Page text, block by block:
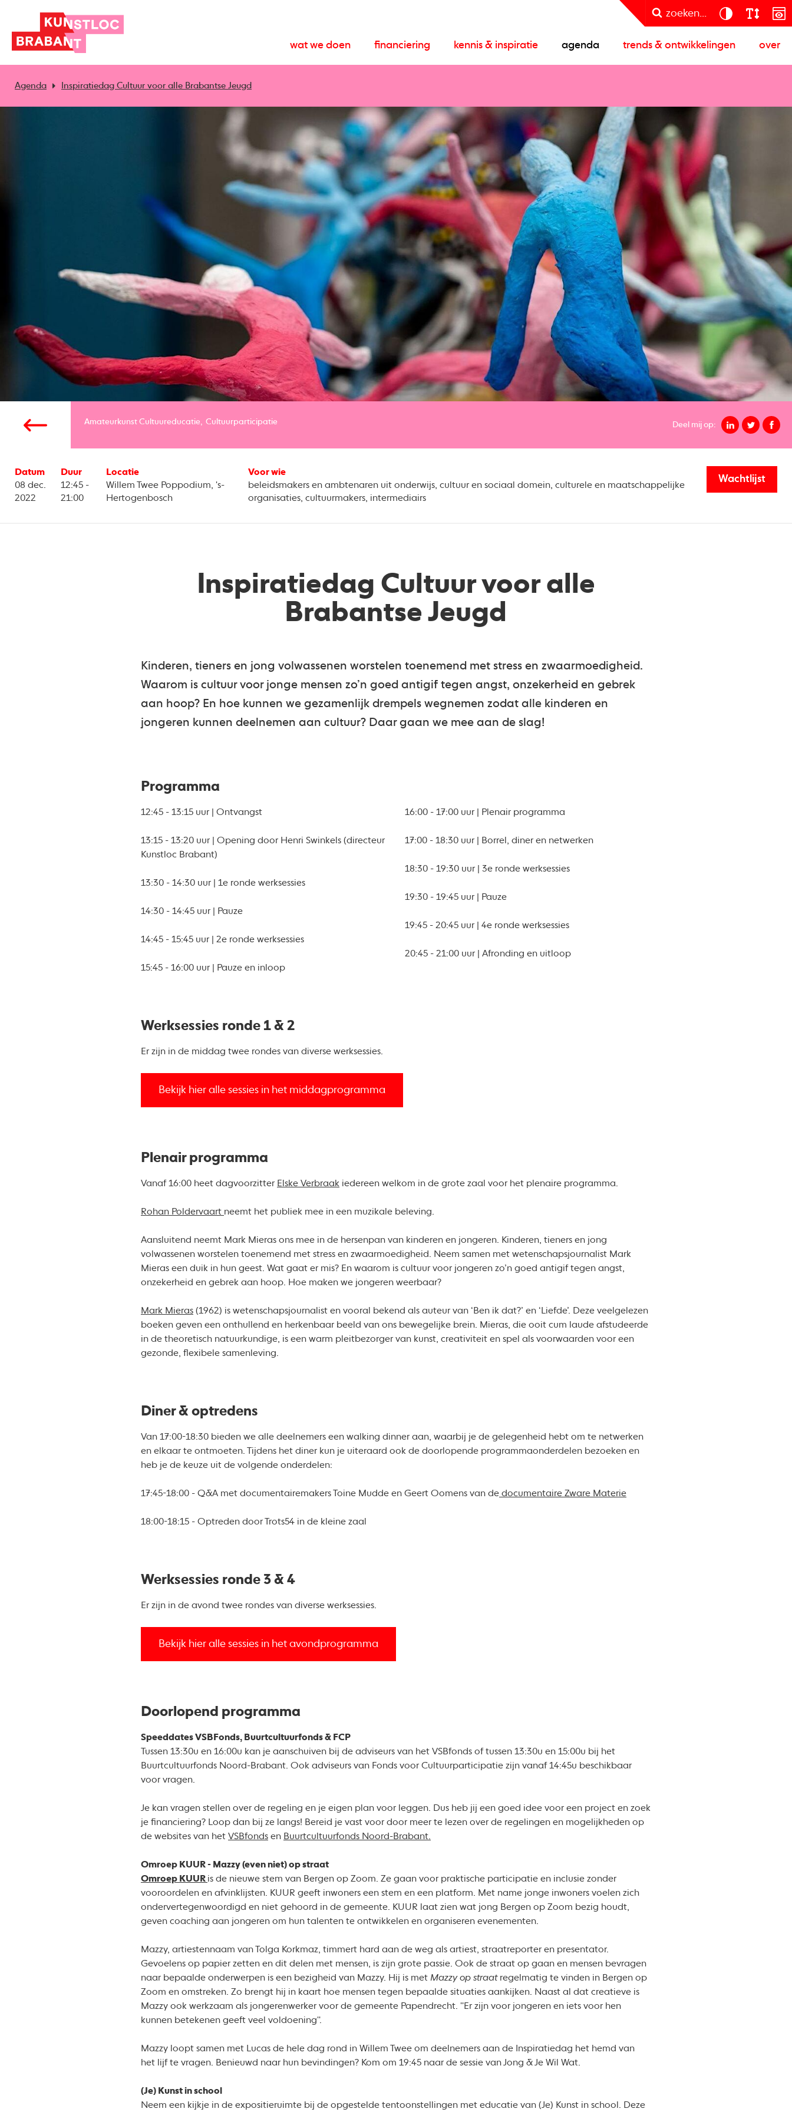
zoeken...
wat we doen financiering kennis & inspiratie agenda trends & ontwikkelingen over
Agenda Inspiratiedag Cultuur voor alle Brabantse Jeugd
Amateurkunst Cultuureducatie Cultuurparticipatie Deel mij op:
Datum
08 dec.
2022
Duur
12:45 -
21:00
Locatie
Willem Twee Poppodium, 's-
Hertogenbosch
Voor wie
beleidsmakers en ambtenaren uit onderwijs, cultuur en sociaal domein, culturele en maatschappelijke
organisaties, cultuurmakers, intermediairs
Wachtlijst
Inspiratiedag Cultuur voor alle
Brabantse Jeugd
Kinderen, tieners en jong volwassenen worstelen toenemend met stress en zwaarmoedigheid.
Waarom is cultuur voor jonge mensen zo’n goed antigif tegen angst, onzekerheid en gebrek
aan hoop? En hoe kunnen we gezamenlijk drempels wegnemen zodat alle kinderen en
jongeren kunnen deelnemen aan cultuur? Daar gaan we mee aan de slag!
Programma
12:45 - 13:15 uur | Ontvangst
13:15 - 13:20 uur | Opening door Henri Swinkels (directeur
Kunstloc Brabant)
13:30 - 14:30 uur | 1e ronde werksessies
14:30 - 14:45 uur | Pauze
14:45 - 15:45 uur | 2e ronde werksessies
15:45 - 16:00 uur | Pauze en inloop
16:00 - 17:00 uur | Plenair programma
17:00 - 18:30 uur | Borrel, diner en netwerken
18:30 - 19:30 uur | 3e ronde werksessies
19:30 - 19:45 uur | Pauze
19:45 - 20:45 uur | 4e ronde werksessies
20:45 - 21:00 uur | Afronding en uitloop
Werksessies ronde 1 & 2
Er zijn in de middag twee rondes van diverse werksessies.
Bekijk hier alle sessies in het middagprogramma
Plenair programma
Vanaf 16:00 heet dagvoorzitter Elske Verbraak iedereen welkom in de grote zaal voor het plenaire programma.
Rohan Poldervaart neemt het publiek mee in een muzikale beleving.
Aansluitend neemt Mark Mieras ons mee in de hersenpan van kinderen en jongeren. Kinderen, tieners en jong
volwassenen worstelen toenemend met stress en zwaarmoedigheid. Neem samen met wetenschapsjournalist Mark
Mieras een duik in hun geest. Wat gaat er mis? En waarom is cultuur voor jongeren zo’n goed antigif tegen angst,
onzekerheid en gebrek aan hoop. Hoe maken we jongeren weerbaar?
Mark Mieras (1962) is wetenschapsjournalist en vooral bekend als auteur van ‘Ben ik dat?’ en ‘Liefde’. Deze veelgelezen
boeken geven een onthullend en herkenbaar beeld van ons bewegelijke brein. Mieras, die ooit cum laude afstudeerde
in de theoretisch natuurkundige, is een warm pleitbezorger van kunst, creativiteit en spel als voorwaarden voor een
gezonde, flexibele samenleving.
Diner & optredens
Van 17:00-18:30 bieden we alle deelnemers een walking dinner aan, waarbij je de gelegenheid hebt om te netwerken
en elkaar te ontmoeten. Tijdens het diner kun je uiteraard ook de doorlopende programmaonderdelen bezoeken en
heb je de keuze uit de volgende onderdelen:
17:45-18:00 - Q&A met documentairemakers Toine Mudde en Geert Oomens van de documentaire Zware Materie
18:00-18:15 - Optreden door Trots54 in de kleine zaal
Werksessies ronde 3 & 4
Er zijn in de avond twee rondes van diverse werksessies.
Bekijk hier alle sessies in het avondprogramma
Doorlopend programma
Speeddates VSBFonds, Buurtcultuurfonds & FCP
Tussen 13:30u en 16:00u kan je aanschuiven bij de adviseurs van het VSBfonds of tussen 13:30u en 15:00u bij het
Buurtcultuurfonds Noord-Brabant. Ook adviseurs van Fonds voor Cultuurparticipatie zijn vanaf 14:45u beschikbaar
voor vragen.
Je kan vragen stellen over de regeling en je eigen plan voor leggen. Dus heb jij een goed idee voor een project en zoek
je financiering? Loop dan bij ze langs! Bereid je vast voor door meer te lezen over de regelingen en mogelijkheden op
de websites van het VSBfonds en Buurtcultuurfonds Noord-Brabant.
Omroep KUUR - Mazzy (even niet) op straat
Omroep KUUR is de nieuwe stem van Bergen op Zoom. Ze gaan voor praktische participatie en inclusie zonder
vooroordelen en afvinklijsten. KUUR geeft inwoners een stem en een platform. Met name jonge inwoners voelen zich
ondervertegenwoordigd en niet gehoord in de gemeente. KUUR laat zien wat jong Bergen op Zoom bezig houdt,
geven coaching aan jongeren om hun talenten te ontwikkelen en organiseren evenementen.
Mazzy, artiestennaam van Tolga Korkmaz, timmert hard aan de weg als artiest, straatreporter en presentator.
Gevoelens op papier zetten en dit delen met mensen, is zijn grote passie. Ook de straat op gaan en mensen bevragen
naar bepaalde onderwerpen is een bezigheid van Mazzy. Hij is met Mazzy op straat regelmatig te vinden in Bergen op
Zoom en omstreken. Zo brengt hij in kaart hoe mensen tegen bepaalde situaties aankijken. Naast al dat creatieve is
Mazzy ook werkzaam als jongerenwerker voor de gemeente Papendrecht. ''Er zijn voor jongeren en iets voor hen
kunnen betekenen geeft veel voldoening''.
Mazzy loopt samen met Lucas de hele dag rond in Willem Twee om deelnemers aan de Inspiratiedag het hemd van
het lijf te vragen. Benieuwd naar hun bevindingen? Kom om 19:45 naar de sessie van Jong & Je Wil Wat.
(Je) Kunst in school
Neem een kijkje in de expositieruimte bij de opgestelde tentoonstellingen met educatie van (Je) Kunst in school. Deze